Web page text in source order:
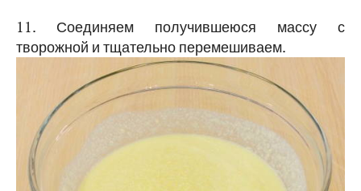
11. Соединяем получившеюся массу с
творожной и тщательно перемешиваем.